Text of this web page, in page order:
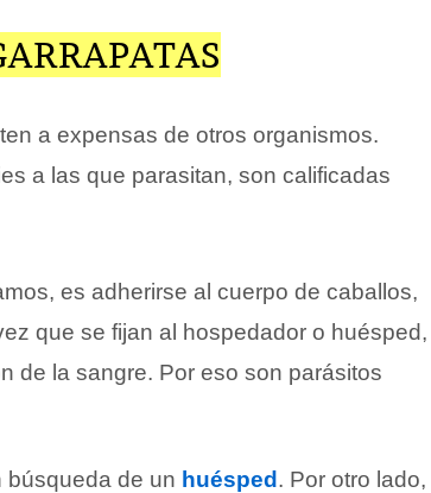
a expensas de otros organismos.
a las que parasitan, son calificadas
es adherirse al cuerpo de caballos,
que se fijan al hospedador o huésped,
de la sangre. Por eso son parásitos
búsqueda de un huésped . Por otro lado,